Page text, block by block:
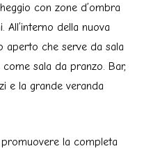
con zone d’ombra
della nuova
aperto che serve da sala
sala da pranzo. Bar,
e la grande veranda
la completa